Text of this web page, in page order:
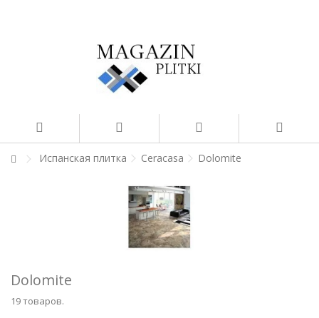
Испанская плитка Ceracasa Dolomite
Dolomite
19 товаров.